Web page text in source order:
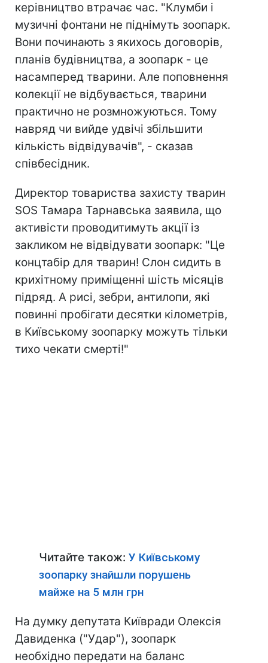
керівництво втрачає час. "Клумби і
музичні фонтани не піднімуть зоопарк.
Вони починають з якихось договорів,
планів будівництва, а зоопарк - це
насамперед тварини. Але поповнення
колекції не відбувається, тварини
практично не розмножуються. Тому
навряд чи вийде удвічі збільшити
кількість відвідувачів", - сказав
співбесідник.
Директор товариства захисту тварин
SOS Тамара Тарнавська заявила, що
активісти проводитимуть акції із
закликом не відвідувати зоопарк: "Це
концтабір для тварин! Слон сидить в
крихітному приміщенні шість місяців
підряд. А рисі, зебри, антилопи, які
повинні пробігати десятки кілометрів,
в Київському зоопарку можуть тільки
тихо чекати смерті!"
Читайте також: У Київському
зоопарку знайшли порушень
майже на 5 млн грн
На думку депутата Київради Олексія
Давиденка ("Удар"), зоопарк
необхідно передати на баланс